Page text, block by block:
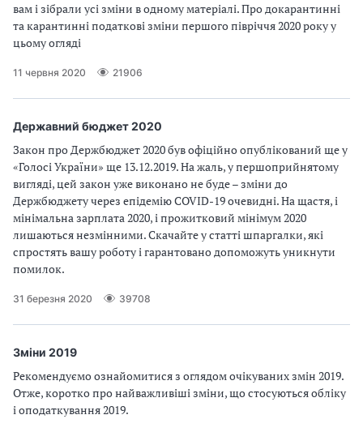
вам і зібрали усі зміни в одному матеріалі. Про докарантинні
та карантинні податкові зміни першого півріччя 2020 року у
цьому огляді
11 червня 2020 21906
Державний бюджет 2020
Закон про Держбюджет 2020 був офіційно опублікований ще у
«Голосі України» ще 13.12.2019. На жаль, у першоприйнятому
вигляді, цей закон уже виконано не буде – зміни до
Держбюджету через епідемію COVID-19 очевидні. На щастя, і
мінімальна зарплата 2020, і прожитковий мінімум 2020
лишаються незмінними. Скачайте у статті шпаргалки, які
спростять вашу роботу і гарантовано допоможуть уникнути
помилок.
31 березня 2020 39708
Зміни 2019
Рекомендуємо ознайомитися з оглядом очікуваних змін 2019.
Отже, коротко про найважливіші зміни, що стосуються обліку
і оподаткування 2019.